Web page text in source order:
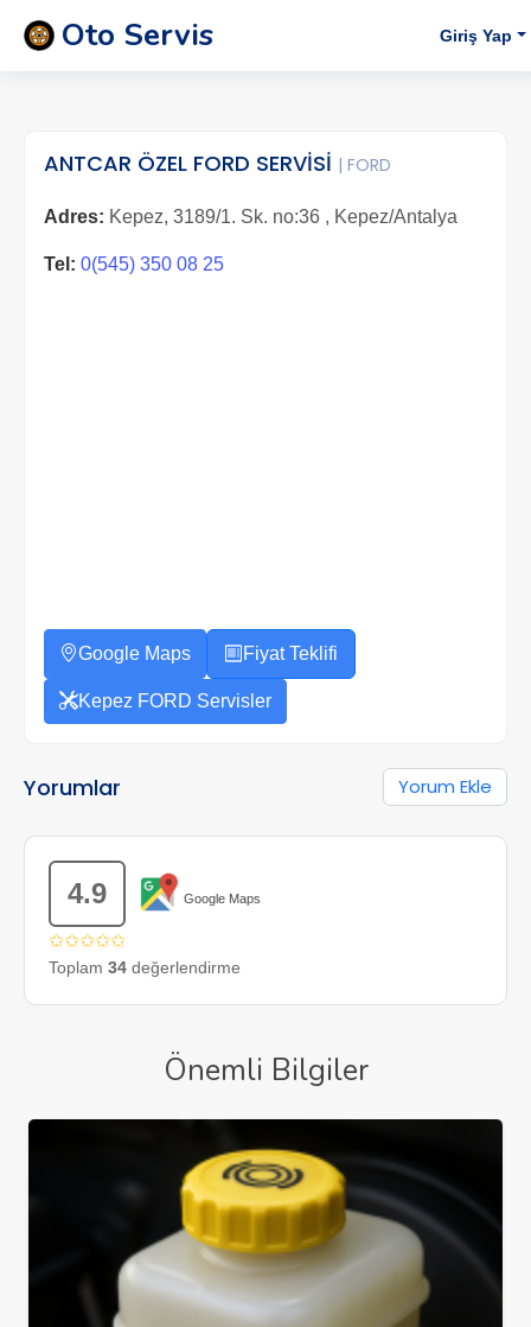
Oto Servis Giriş Yap
ANTCAR ÖZEL FORD SERVİSİ | FORD
Adres: Kepez, 3189/1. Sk. no:36 , Kepez/Antalya
Tel: 0(545) 350 08 25
Google Maps Fiyat Teklifi
Kepez FORD Servisler
Yorumlar Yorum Ekle
4.9 Google Maps
✩✩✩✩✩
Toplam 34 değerlendirme
Önemli Bilgiler